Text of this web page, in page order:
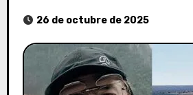
26 de octubre de 2025